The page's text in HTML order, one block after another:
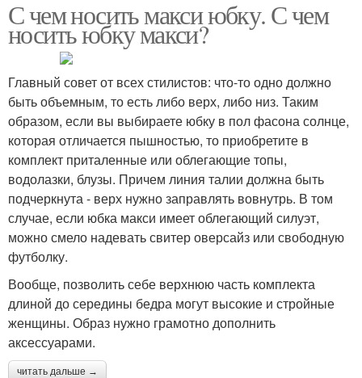
С чем носить макси юбку. С чем
носить юбку макси?
Главный совет от всех стилистов: что-то одно должно
быть объемным, то есть либо верх, либо низ. Таким
образом, если вы выбираете юбку в пол фасона солнце,
которая отличается пышностью, то приобретите в
комплект приталенные или облегающие топы,
водолазки, блузы. Причем линия талии должна быть
подчеркнута - верх нужно заправлять вовнутрь. В том
случае, если юбка макси имеет облегающий силуэт,
можно смело надевать свитер оверсайз или свободную
футболку.
Вообще, позволить себе верхнюю часть комплекта
длиной до середины бедра могут высокие и стройные
женщины. Образ нужно грамотно дополнить
аксессуарами.
читать дальше →